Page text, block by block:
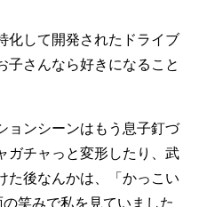
化して開発されたドライブ
子さんなら好きになること
ョンシーンはもう息子釘づ
ガチャっと変形したり、武
た後なんかは、「かっこい
笑みで私を見ていました